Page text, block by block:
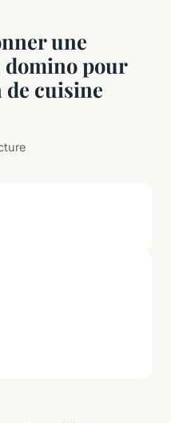
une
domino pour
cuisine